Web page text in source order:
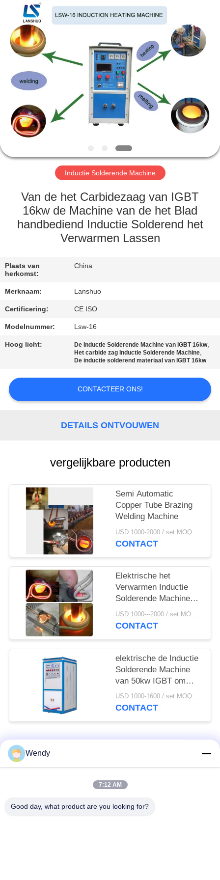
HUIS
PRODUCTEN
ONGEVEER
ONS
FABRIEKSREIS
KWALITEITSCONTROLE
CONTACTEER
NIEUWS
OM EEN
CITAAT
PRIVACYBELEID
Electronics
Rights
Reserved.
Inductie Solderende Machine
Van de het Carbidezaag van IGBT
16kw de Machine van de het Blad
handbediend Inductie Solderend het
Verwarmen Lassen
Plaats van
herkomst:
China
Merknaam: Lanshuo
Certificering: CE ISO
Modelnummer: Lsw-16
Hoog licht: De Inductie Solderende Machine van IGBT 16kw,
Het carbide zag Inductie Solderende Machine,
De inductie solderend materiaal van IGBT 16kw
CONTACTEER ONS!
DETAILS ONTVOUWEN
vergelijkbare producten
Semi Automatic
Copper Tube Brazing
Welding Machine
USD 1000-2000 / set MOQ:1 set
CONTACT
Elektrische het
Verwarmen Inductie
Solderende Machine
25KHZ 380V
USD 1000---2000 / set MOQ:1 reeks
CONTACT
elektrische de Inductie
Solderende Machine
van 50kw IGBT om
soldere/Lassen/Te
verwarmen
USD 1000-1600 / set MOQ:1 set
CONTACT
populaire categorieën
Grote Smeltende
Wendy
7:12 AM
Good day, what product are you looking for?